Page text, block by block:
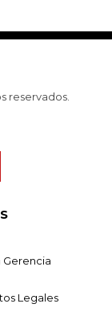
reservados.
Gerencia
Legales